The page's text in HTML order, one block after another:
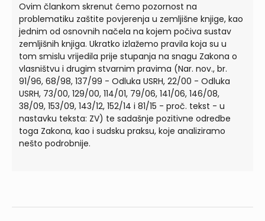
Ovim člankom skrenut ćemo pozornost na
problematiku zaštite povjerenja u zemljišne knjige, kao
jednim od osnovnih načela na kojem počiva sustav
zemljišnih knjiga. Ukratko izlažemo pravila koja su u
tom smislu vrijedila prije stupanja na snagu Zakona o
vlasništvu i drugim stvarnim pravima (Nar. nov., br.
91/96, 68/98, 137/99 - Odluka USRH, 22/00 - Odluka
USRH, 73/00, 129/00, 114/01, 79/06, 141/06, 146/08,
38/09, 153/09, 143/12, 152/14 i 81/15 - proč. tekst - u
nastavku teksta: ZV) te sadašnje pozitivne odredbe
toga Zakona, kao i sudsku praksu, koje analiziramo
nešto podrobnije.